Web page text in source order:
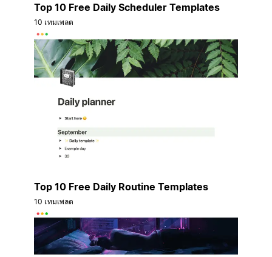
Top 10 Free Daily Scheduler Templates
10 เทมเพลต
Top 10 Free Daily Routine Templates
10 เทมเพลต